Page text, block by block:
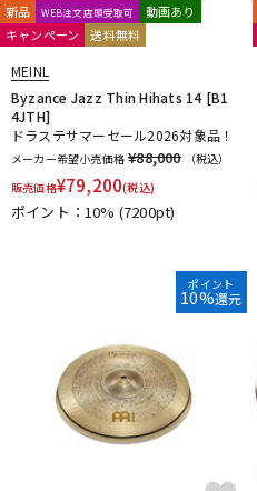
新品 WEB注文店頭受取可
動画あり
キャンペーン
送料無料
MEINL
Byzance Jazz Thin Hihats 14 [B1
4JTH]
ドラステサマーセール2026対象品！
メーカー希望小売価格 ¥88,000
（税込）
販売価格¥79,200(税込)
ポイント：10% (7200pt)
ポイント
10%還元